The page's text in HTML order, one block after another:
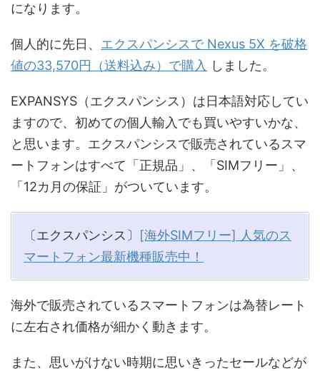
になります。
個人的に先日、 エクスパンシスで Nexus 5X を破格
値の33,570円（送料込み）で購入 しました。
EXPANSYS（エクスパンシス）は日本語対応してい
ますので、初めての個人輸入でも買いやすいかな、
と思います。エクスパンシスで販売されているスマ
ートフォンはすべて「正規品」、「SIMフリー」、
「12カ月の保証」がついています。
〔エクスパンシス〕 [海外SIMフリー] 人気のス
マートフォン最新機種販売中！
海外で販売されているスマートフォンは為替レート
に左右され価格が細かく動きます。
また、思いがけない時期に思いきったセールなどが